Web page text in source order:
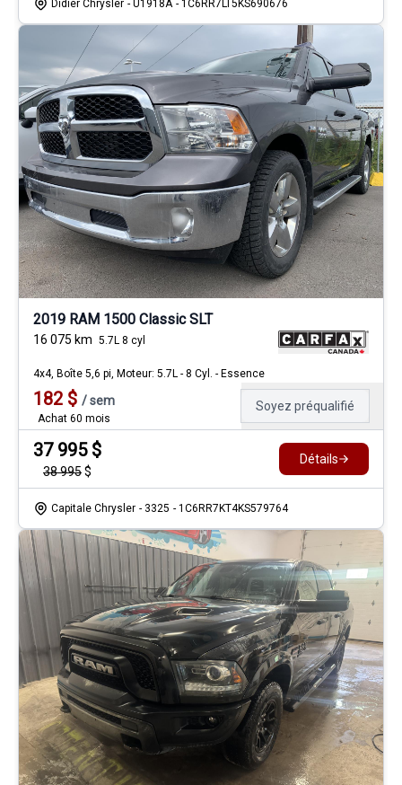
Didier Chrysler - U1918A - 1C6RR7LT5KS690676
2019 RAM 1500 Classic SLT
16 075 km 5.7L 8 cyl
4x4, Boîte 5,6 pi, Moteur: 5.7L - 8 Cyl. - Essence
182 $ /sem
Achat 60 mois
Soyez préqualifié
37 995$
38 995$
Détails
Capitale Chrysler - 3325 - 1C6RR7KT4KS579764